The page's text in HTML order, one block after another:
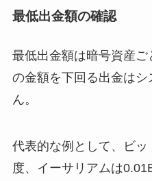
最低出金額の確認
最低出金額は暗号資産
の金額を下回る出金は
ん。
代表的な例として、ビ
度、イーサリアムは